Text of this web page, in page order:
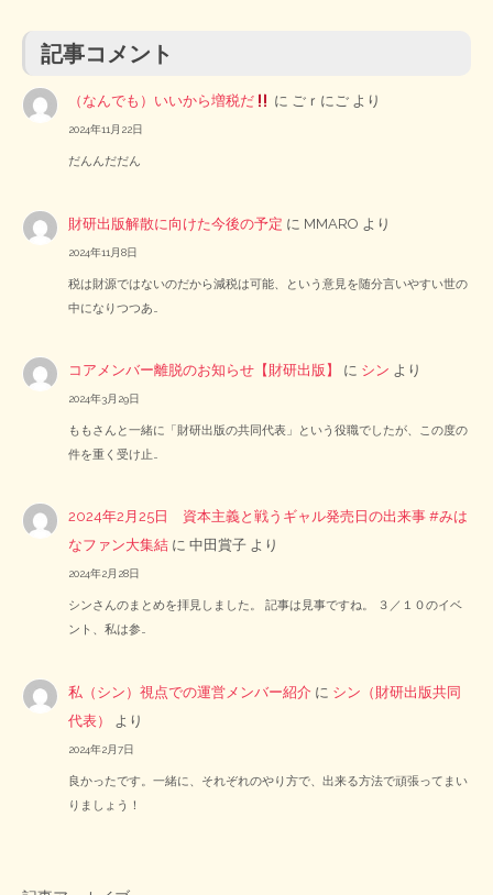
記事コメント
（なんでも）いいから増税だ に ごｒにご より
2024年11月22日
だんんだだん
財研出版解散に向けた今後の予定 に MMARO より
2024年11月8日
税は財源ではないのだから減税は可能、という意見を随分言いやすい世の
中になりつつあ…
コアメンバー離脱のお知らせ【財研出版】 に シン より
2024年3月29日
ももさんと一緒に「財研出版の共同代表」という役職でしたが、この度の
件を重く受け止…
2024年2月25日 資本主義と戦うギャル発売日の出来事 #みは
なファン大集結 に中田賞子 より
2024年2月28日
シンさんのまとめを拝見しました。 記事は見事ですね。 ３／１０のイベ
ント、私は参…
私（シン）視点での運営メンバー紹介 に シン（財研出版共同
代表）
より
2024年2月7日
良かったです。一緒に、それぞれのやり方で、出来る方法で頑張ってまい
りましょう！